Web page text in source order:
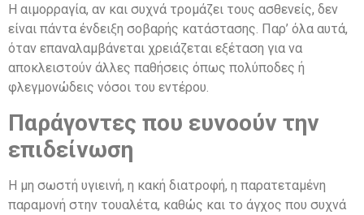
Η αιμορραγία, αν και συχνά τρομάζει τους ασθενείς, δεν
είναι πάντα ένδειξη σοβαρής κατάστασης. Παρ’ όλα αυτά,
όταν επαναλαμβάνεται χρειάζεται εξέταση για να
αποκλειστούν άλλες παθήσεις όπως πολύποδες ή
φλεγμονώδεις νόσοι του εντέρου.
Παράγοντες που ευνοούν την
επιδείνωση
Η μη σωστή υγιεινή, η κακή διατροφή, η παρατεταμένη
παραμονή στην τουαλέτα, καθώς και το άγχος που συχνά